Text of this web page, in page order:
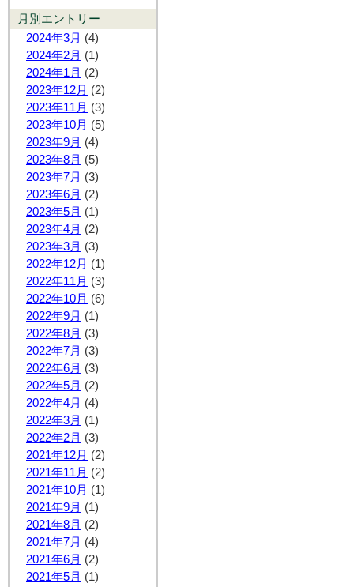
月別エントリー
2024年3月 (4)
2024年2月 (1)
2024年1月 (2)
2023年12月 (2)
2023年11月 (3)
2023年10月 (5)
2023年9月 (4)
2023年8月 (5)
2023年7月 (3)
2023年6月 (2)
2023年5月 (1)
2023年4月 (2)
2023年3月 (3)
2022年12月 (1)
2022年11月 (3)
2022年10月 (6)
2022年9月 (1)
2022年8月 (3)
2022年7月 (3)
2022年6月 (3)
2022年5月 (2)
2022年4月 (4)
2022年3月 (1)
2022年2月 (3)
2021年12月 (2)
2021年11月 (2)
2021年10月 (1)
2021年9月 (1)
2021年8月 (2)
2021年7月 (4)
2021年6月 (2)
2021年5月 (1)